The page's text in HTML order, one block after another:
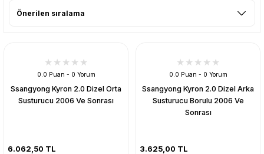
0.0 Puan - 0 Yorum
Ssangyong Kyron 2.0 Dizel Orta
Susturucu 2006 Ve Sonrası
6.062,50 TL
0.0 Puan - 0 Yorum
Ssangyong Kyron 2.0 Dizel Arka
Susturucu Borulu 2006 Ve
Sonrası
3.625,00 TL